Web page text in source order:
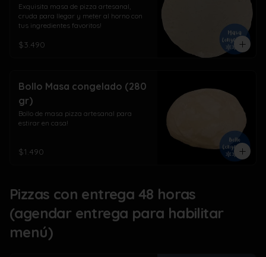
Exquisita masa de pizza artesanal,
cruda para llegar y meter al horno con
tus ingredientes favoritos!
$3.490
Bollo Masa congelado (280
gr)
Bollo de masa pizza artesanal para
estirar en casa!
$1.490
Pizzas con entrega 48 horas
(agendar entrega para habilitar
menú)